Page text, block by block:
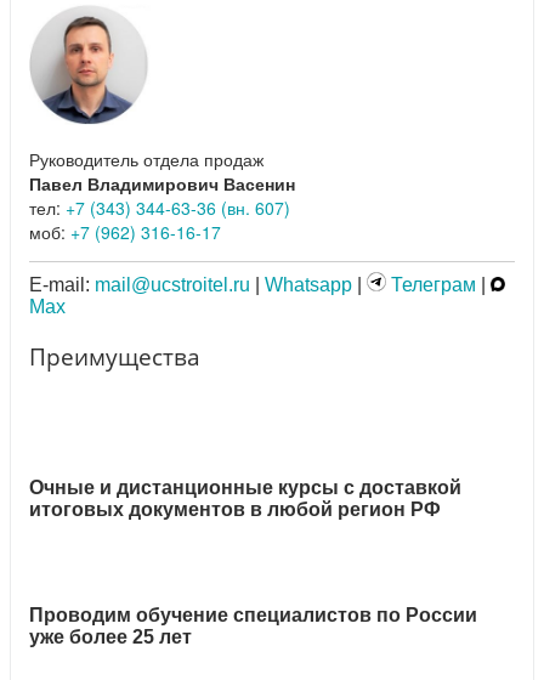
Руководитель отдела продаж
Павел Владимирович Васенин
тел: +7 (343) 344-63-36 (вн. 607)
моб: +7 (962) 316-16-17
E-mail: mail@ucstroitel.ru Whatsapp Телеграм
Max
Преимущества
Очные и дистанционные курсы с доставкой
итоговых документов в любой регион РФ
Проводим обучение специалистов по России
уже более 25 лет